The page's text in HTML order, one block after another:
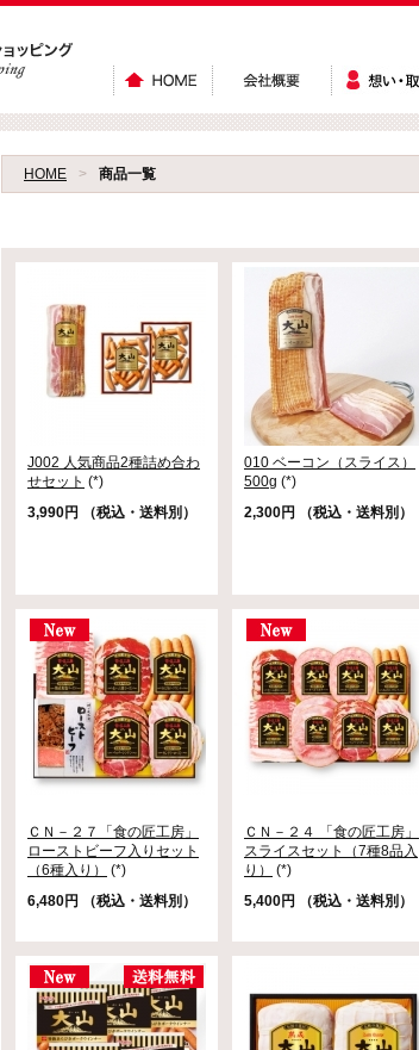
HOME > 商品一覧
J002 人気商品2種詰め合わ
せセット (*)
3,990円 （税込・送料別）
010 ベーコン（スライス）
500g (*)
2,300円 （税込・送料別）
ＣＮ－２７「食の匠工房」
ローストビーフ入りセット
（6種入り）
(*)
6,480円 （税込・送料別）
ＣＮ－２４ 「食の匠工房」
スライスセット（7種8品入
り）
(*)
5,400円 （税込・送料別）